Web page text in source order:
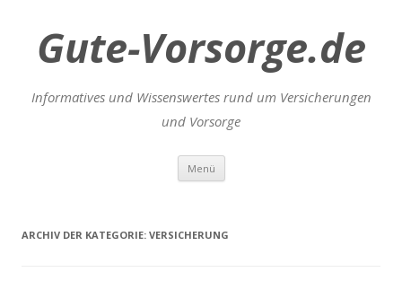
Gute-Vorsorge.de
Informatives und Wissenswertes rund um Versicherungen
und Vorsorge
Menü Zum
springen
ARCHIV DER KATEGORIE: VERSICHERUNG